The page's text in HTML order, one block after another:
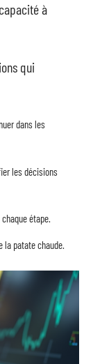
à
qui
dans les
les décisions
étape.
patate chaude.